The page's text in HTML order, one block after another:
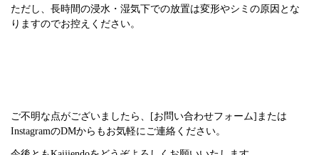
ただし、長時間の浸水・湿気下での放置は変形やシミの原因とな
りますのでお控えください。
ご不明な点がございましたら、[お問い合わせフォーム]または
InstagramのDMからもお気軽にご連絡ください。